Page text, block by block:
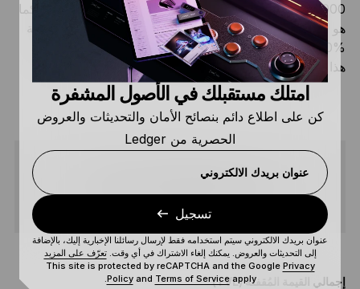
840,000، من المتوقع أن يحدث في منتصف أبريل 2024. كما
هو الحال مع الأحداث السابقة، ستُخفّض مكافأة التعدين بنسبة
%50 أخرى، من 6.25 BTC إلى 3.125 BTC لكل كتلة. يترك
هذا نحو 1,312,500 BTC متاحةً للتعدين.
إجمالي القيمة المُقفلة (TVL)
امتلك مستقبلك في الأصول المشفرة
كن على اطلاع دائم بنصائح الأمان والتحديثات والعروض
الحصرية من Ledger
عنوان بريدك الالكتروني
تسجيل
عنوان بريدك الالكتروني سيتم استخدامه فقط لإرسال رسائلنا الإخبارية إليك، بالإضافة
إلى التحديثات والعروض. يمكنك إلغاء الاشتراك في أي وقت.تعرّف على المزيد
This site is protected by reCAPTCHA and the Google Privacy
Policyand Terms of Serviceapply.